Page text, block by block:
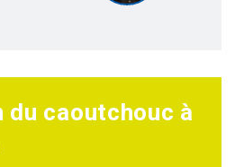
caoutchouc à